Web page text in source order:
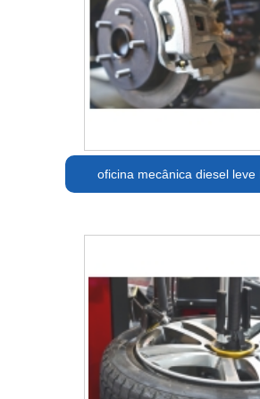
oficina mecânica diesel leve